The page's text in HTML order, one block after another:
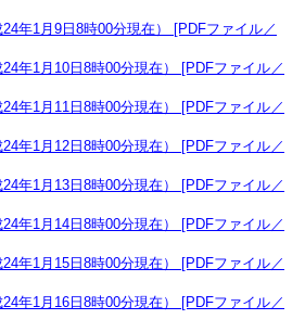
年1月9日8時00分現在） [PDFファイル／
年1月10日8時00分現在） [PDFファイル／
年1月11日8時00分現在） [PDFファイル／
年1月12日8時00分現在） [PDFファイル／
年1月13日8時00分現在） [PDFファイル／
年1月14日8時00分現在） [PDFファイル／
年1月15日8時00分現在） [PDFファイル／
年1月16日8時00分現在） [PDFファイル／